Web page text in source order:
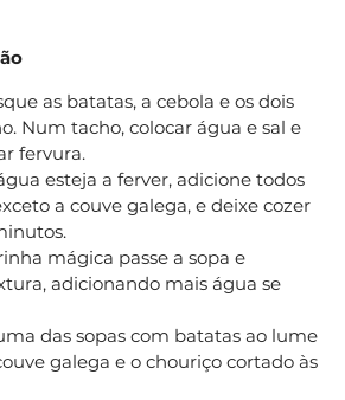
as batatas, a cebola e os dois
Num tacho, colocar água e sal e
fervura.
esteja a ferver, adicione todos
a couve galega, e deixe cozer
mágica passe a sopa e
adicionando mais água se
das sopas com batatas ao lume
galega e o chouriço cortado às